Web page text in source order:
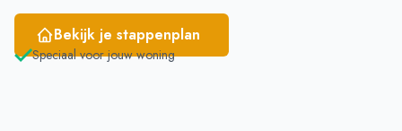
Bekijk je stappenplan
Speciaal voor jouw woning